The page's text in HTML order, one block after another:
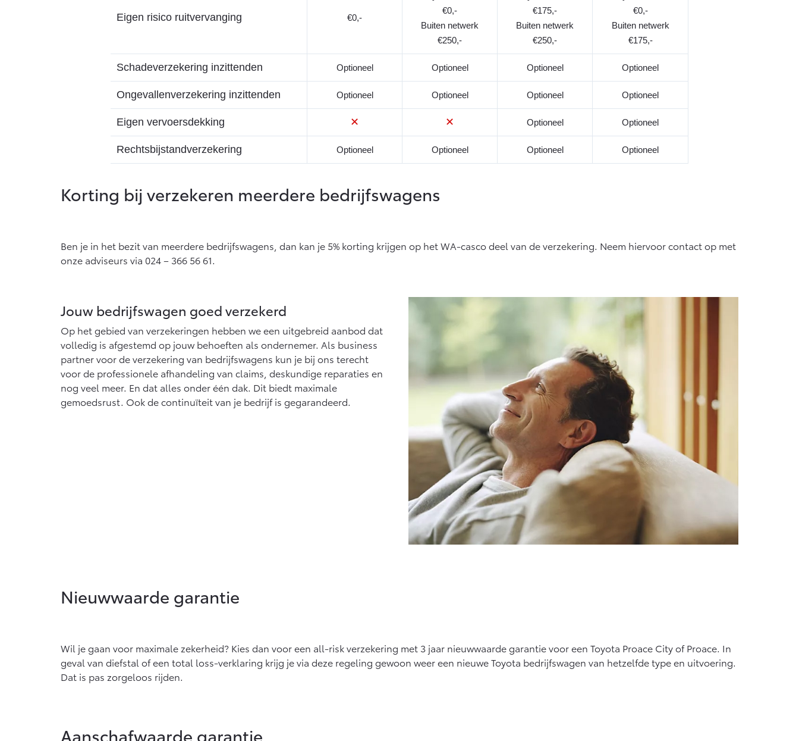
Eigen risico ruitvervanging €0,-
€0,-
Buiten netwerk
€250,-
€175,-
Buiten netwerk
€250,-
€0,-
Buiten netwerk
€175,-
Schadeverzekering inzittenden Optioneel Optioneel Optioneel Optioneel
Ongevallenverzekering inzittenden Optioneel Optioneel Optioneel Optioneel
Eigen vervoersdekking ✕ ✕ Optioneel Optioneel
Rechtsbijstandverzekering Optioneel Optioneel Optioneel Optioneel
Korting bij verzekeren meerdere bedrijfswagens
Ben je in het bezit van meerdere bedrijfswagens, dan kan je 5% korting krijgen op het WA-casco deel van de verzekering. Neem hiervoor contact op met
onze adviseurs via 024 – 366 56 61.
Jouw bedrijfswagen goed verzekerd
Op het gebied van verzekeringen hebben we een uitgebreid aanbod dat
volledig is afgestemd op jouw behoeften als ondernemer. Als business
partner voor de verzekering van bedrijfswagens kun je bij ons terecht
voor de professionele afhandeling van claims, deskundige reparaties en
nog veel meer. En dat alles onder één dak. Dit biedt maximale
gemoedsrust. Ook de continuïteit van je bedrijf is gegarandeerd.
Nieuwwaarde garantie
Wil je gaan voor maximale zekerheid? Kies dan voor een all-risk verzekering met 3 jaar nieuwwaarde garantie voor een Toyota Proace City of Proace. In
geval van diefstal of een total loss-verklaring krijg je via deze regeling gewoon weer een nieuwe Toyota bedrijfswagen van hetzelfde type en uitvoering.
Dat is pas zorgeloos rijden.
Aanschafwaarde garantie